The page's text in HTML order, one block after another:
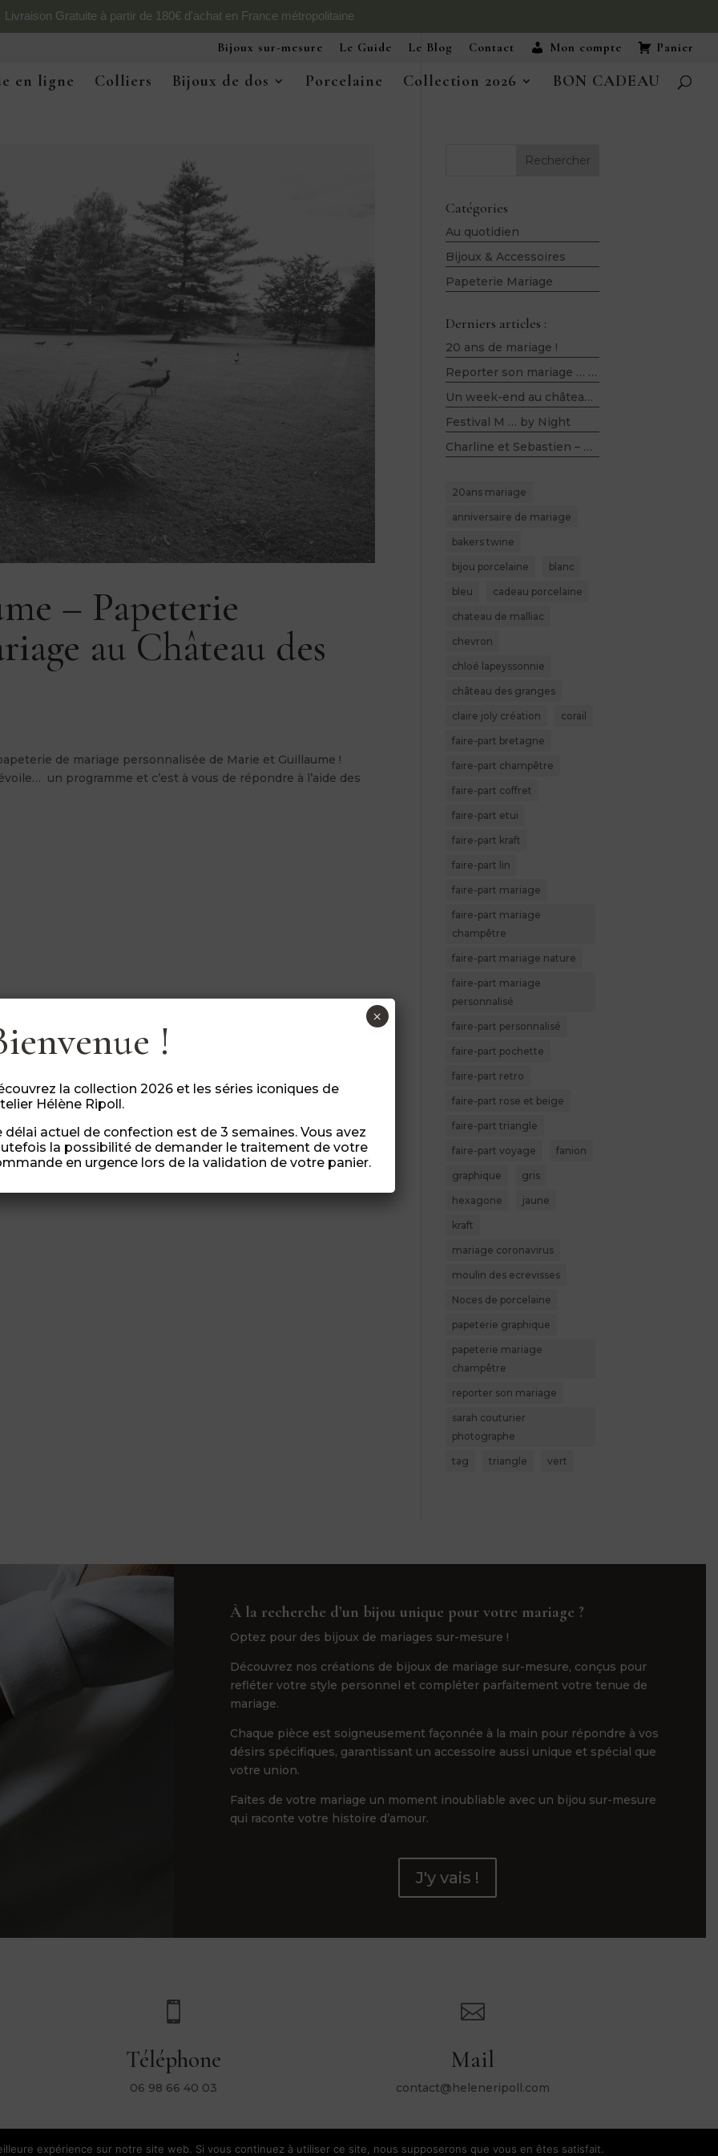
Livraison Gratuite à partir de 180€ d'achat en France métropolitaine
Bijoux sur-mesure Le Guide Le Blog Contact Mon compte Panier
en ligne Colliers Bijoux de dos Porcelaine Collection 2026 BON CADEAU
– Papeterie
au Château des
de mariage personnalisée de Marie et Guillaume !
un programme et c’est à vous de répondre à l’aide des
Rechercher
Catégories
Au quotidien
Bijoux & Accessoires
Papeterie Mariage
Derniers articles :
20 ans de mariage !
Reporter son mariage … et rester sereine
Un week-end au château …
Festival M … by Night
Charline et Sebastien – Mariage champêtre,kraft, bois, lin et violet – Salle du Belloy (60)
20ans mariage
anniversaire de mariage
bakers twine
bijou porcelaine blanc
bleu cadeau porcelaine
chateau de malliac
chevron
chloé lapeyssonnie
château des granges
claire joly création corail
faire-part bretagne
faire-part champêtre
faire-part coffret
faire-part etui
faire-part kraft
faire-part lin
faire-part mariage
faire-part mariage
champêtre
faire-part mariage nature
faire-part mariage
personnalisé
faire-part personnalisé
faire-part pochette
faire-part retro
faire-part rose et beige
faire-part triangle
faire-part voyage fanion
graphique gris
hexagone jaune
kraft
mariage coronavirus
moulin des ecrevisses
Noces de porcelaine
papeterie graphique
papeterie mariage
champêtre
reporter son mariage
sarah couturier
photographe
tag triangle vert
À la recherche d’un bijou unique pour votre mariage ?
Optez pour des bijoux de mariages sur-mesure !
Découvrez nos créations de bijoux de mariage sur-mesure, conçus pour
refléter votre style personnel et compléter parfaitement votre tenue de
mariage.
Chaque pièce est soigneusement façonnée à la main pour répondre à vos
désirs spécifiques, garantissant un accessoire aussi unique et spécial que
votre union.
Faites de votre mariage un moment inoubliable avec un bijou sur-mesure
qui raconte votre histoire d’amour.
J'y vais !

Téléphone
06 98 66 40 03

Mail
contact@heleneripoll.com
|Conditions Générales de Vente |Mentions Légales & Politique de Confidentialité
!
la collection 2026 et les séries iconiques de
Hélène Ripoll.
délai actuel de confection est de 3 semaines. Vous avez
la possibilité de demander le traitement de votre
en urgence lors de la validation de votre panier.
×
expérience sur notre site web. Si vous continuez à utiliser ce site, nous supposerons que vous en êtes satisfait.